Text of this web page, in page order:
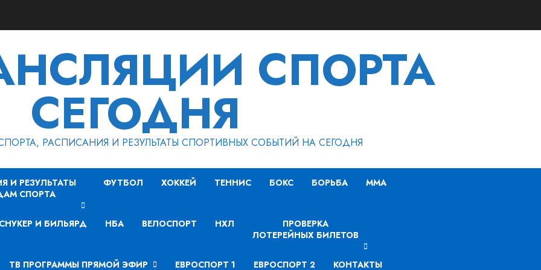
СПОРТА
СЕГОДНЯ
РАСПИСАНИЯ И РЕЗУЛЬТАТЫ СПОРТИВНЫХ СОБЫТИЙ НА СЕГОДНЯ
И РЕЗУЛЬТАТЫ
СПОРТА
ФУТБОЛ ХОККЕЙ ТЕННИС БОКС БОРЬБА MMA
СНУКЕР И БИЛЬЯРД НБА ВЕЛОСПОРТ НХЛ
ПРОВЕРКА
ЛОТЕРЕЙНЫХ БИЛЕТОВ
ТВ ПРОГРАММЫ ПРЯМОЙ ЭФИР ЕВРОСПОРТ 1 ЕВРОСПОРТ 2 КОНТАКТЫ